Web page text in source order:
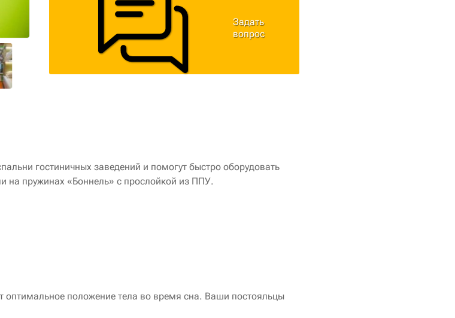
Задать
вопрос
гостиничных заведений и помогут быстро оборудовать
на пружинах «Боннель» с прослойкой из ППУ.
положение тела во время сна. Ваши постояльцы